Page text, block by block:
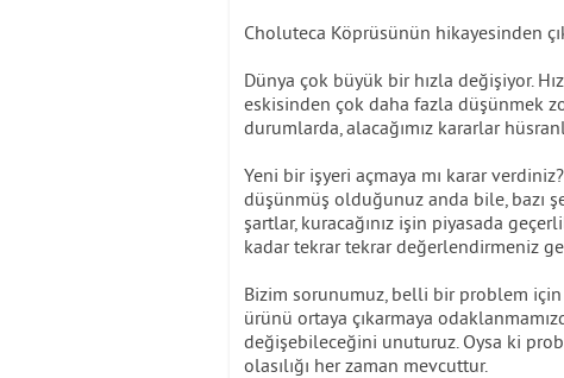
Choluteca Köprüsünün hikayesinden
Dünya çok büyük bir hızla değişiyor.
eskisinden çok daha fazla düşünmek
durumlarda, alacağımız kararlar
Yeni bir işyeri açmaya mı karar
düşünmüş olduğunuz anda bile, bazı
şartlar, kuracağınız işin piyasada
kadar tekrar tekrar değerlendirmeniz
Bizim sorunumuz, belli bir problem
ürünü ortaya çıkarmaya
değişebileceğini unuturuz. Oysa ki
olasılığı her zaman mevcuttur.